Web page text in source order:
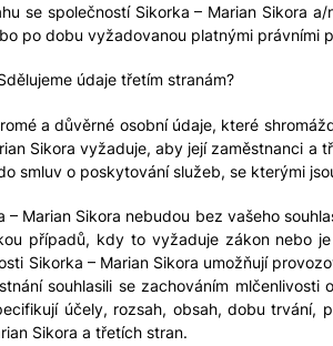
se společností Sikorka – Marian Sikora
po dobu vyžadovanou platnými právními
údaje třetím stranám?
a důvěrné osobní údaje, které
Sikora vyžaduje, aby její zaměstnanci
smluv o poskytování služeb, se kterými
– Marian Sikora nebudou bez vašeho
případů, kdy to vyžaduje zákon nebo
Sikorka – Marian Sikora umožňují
souhlasili se zachováním
účely, rozsah, obsah, dobu
Sikora a třetích stran.